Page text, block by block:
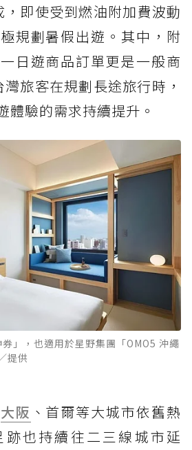
即使受到燃油附加費波動
規劃暑假出遊。其中，附
日遊商品訂單更是一般商
旅客在規劃長途旅行時，
體驗的需求持續提升。
」，也適用於星野集團「OMO5 沖繩
提供
大阪 、首爾等大城市依舊熱
也持續往二三線城市延